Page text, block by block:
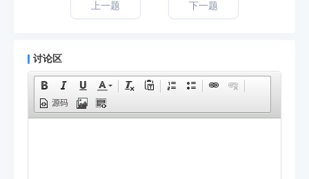
上一题 下一题
讨论区
源码